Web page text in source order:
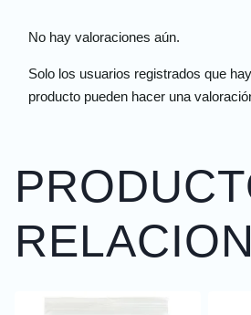
No hay valoraciones aún.
Solo los usuarios registrados que
producto pueden hacer una